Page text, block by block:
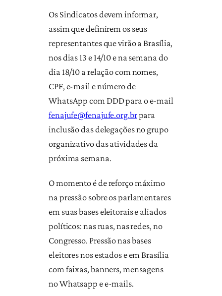
Os Sindicatos devem informar,
assim que definirem os seus
representantes que virão a Brasília,
nos dias 13 e 14/10 e na semana do
dia 18/10 a relação com nomes,
CPF, e-mail e número de
WhatsApp com DDD para o e-mail
fenajufe@fenajufe.org.brpara
inclusão das delegações no grupo
organizativo das atividades da
próxima semana.
O momento é de reforço máximo
na pressão sobre os parlamentares
em suas bases eleitorais e aliados
políticos: nas ruas, nas redes, no
Congresso. Pressão nas bases
eleitores nos estados e em Brasília
com faixas, banners, mensagens
no Whatsapp e e-mails.